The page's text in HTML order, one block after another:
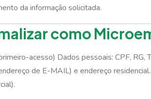
da informação solicitada.
como
acesso) Dados pessoais: CPF,
de E-MAIL) e endereço